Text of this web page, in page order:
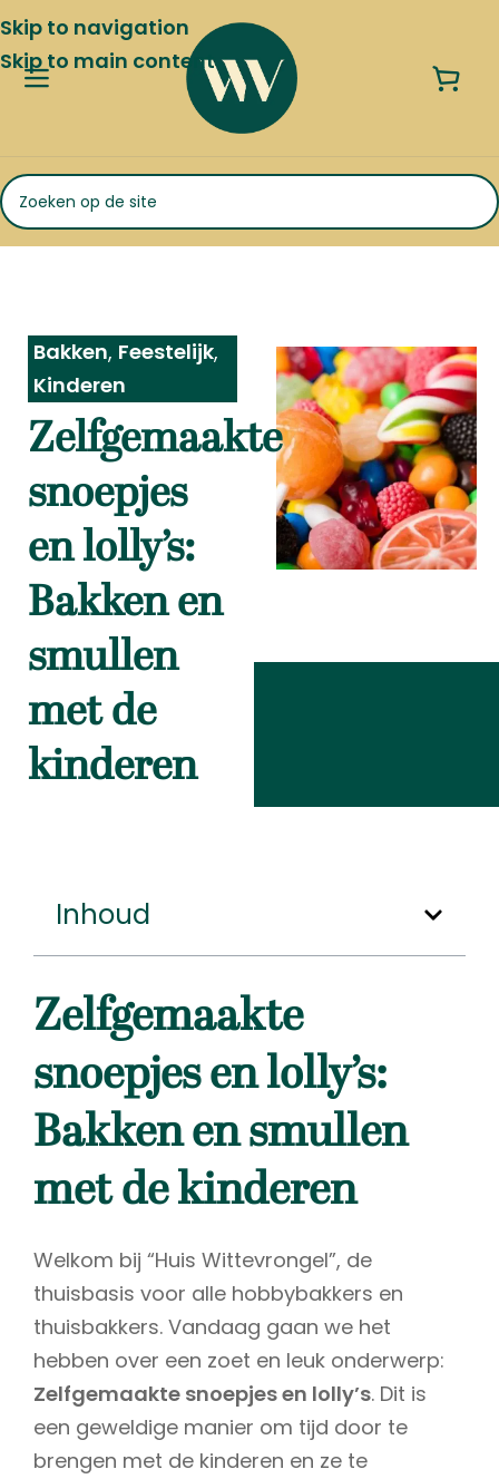
Skip to navigation
Skip to main content
Bakken, Feestelijk,
Kinderen
Zelfgemaakte
snoepjes
en lolly’s:
Bakken en
smullen
met de
kinderen
Inhoud
Zelfgemaakte
snoepjes en lolly’s:
Bakken en smullen
met de kinderen
Welkom bij “Huis Wittevrongel”, de
thuisbasis voor alle hobbybakkers en
thuisbakkers. Vandaag gaan we het
hebben over een zoet en leuk onderwerp:
Zelfgemaakte snoepjes en lolly’s. Dit is
een geweldige manier om tijd door te
brengen met de kinderen en ze te